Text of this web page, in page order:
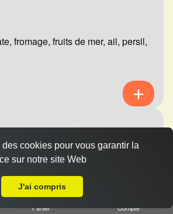
fromage, fruits de mer, ail, persil,
fromage, viande hachée,
Panier Compte
cookies pour vous garantir la
sur notre site Web
J'ai compris